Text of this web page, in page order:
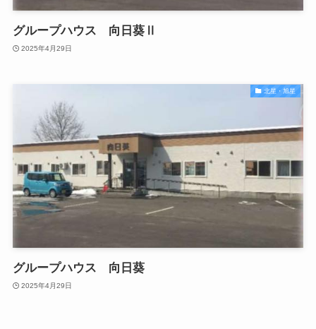
グループハウス 向日葵Ⅱ
2025年4月29日
北星・旭星
グループハウス 向日葵
2025年4月29日